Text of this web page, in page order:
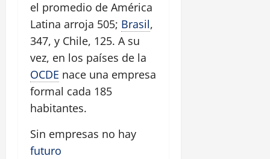
el promedio de América
Latina arroja 505; Brasil,
347, y Chile, 125. A su
vez, en los países de la
OCDE nace una empresa
formal cada 185
habitantes.
Sin empresas no hay
futuro